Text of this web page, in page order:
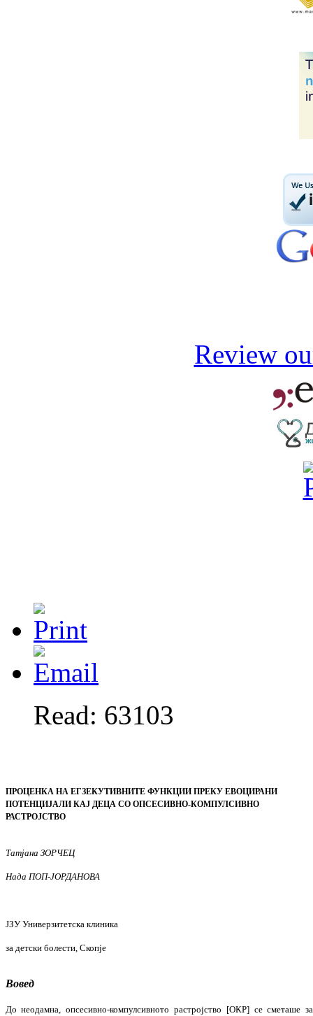
Review
Read: 63103
ПРОЦЕНКА НА ЕГЗЕКУТИВНИТЕ ФУНКЦИИ ПРЕКУ ЕВОЦИРАНИ
ПОТЕНЦИЈАЛИ КАЈ ДЕЦА СО ОПСЕСИВНО-КОМПУЛСИВНО
РАСТРОЈСТВО
Татјана ЗОРЧЕЦ
Нада ПОП-ЈОРДАНОВА
ЈЗУ Универзитетска клиника
за детски болести, Скопје
Вовед
До неодамна, опсесивно-компулсивното растројство [ОКР] се сметаше за